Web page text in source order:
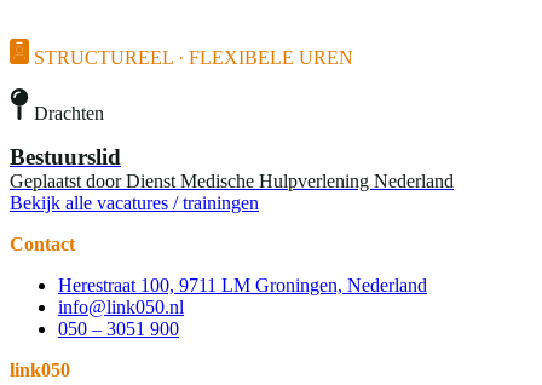
STRUCTUREEL · FLEXIBELE UREN
Drachten
Bestuurslid
Geplaatst door Dienst Medische Hulpverlening Nederland
Bekijk alle vacatures / trainingen
Contact
Herestraat 100, 9711 LM Groningen, Nederland
info@link050.nl
050 – 3051 900
link050